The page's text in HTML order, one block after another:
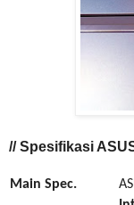
// Spesifikasi
Main Spec.